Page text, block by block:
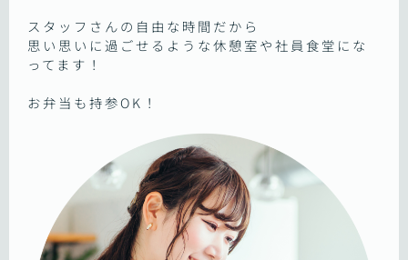
スタッフさんの自由な時間だから
思い思いに過ごせるような休憩室や社員食堂にな
ってます！
お弁当も持参OK！